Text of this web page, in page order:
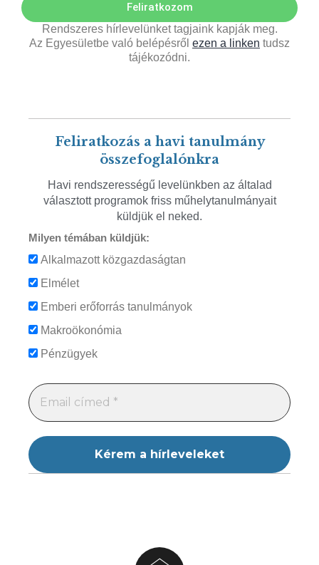
Feliratkozom
Rendszeres hírlevelünket tagjaink kapják meg.
Az Egyesületbe való belépésről ezen a linken tudsz
tájékozódni.
Feliratkozás a havi tanulmány
összefoglalónkra
Havi rendszerességű levelünkben az általad
választott programok friss műhelytanulmányait
küldjük el neked.
Milyen témában küldjük:
Alkalmazott közgazdaságtan
Elmélet
Emberi erőforrás tanulmányok
Makroökonómia
Pénzügyek